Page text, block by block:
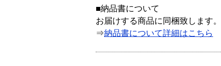
■納品書について
お届けする商品に同梱致します。
⇒納品書について詳細はこちら